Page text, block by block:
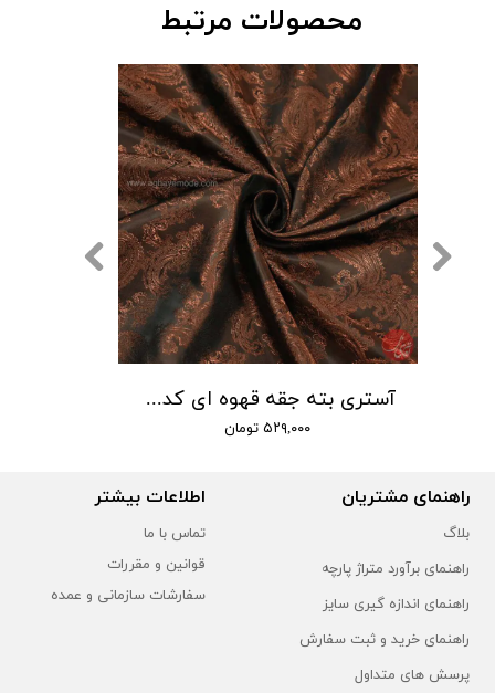
محصولات مرتبط
آستری بته جقه قهوه ای کد 101
۵۲۹,۰۰۰ تومان
راهنمای مشتریان
بلاگ
راهنمای برآورد متراژ پارچه
راهنمای اندازه گیری سایز
راهنمای خرید و ثبت سفارش
پرسش های متداول
اطلاعات بیشتر
تماس با ما
قوانین و مقررات
سفارشات سازمانی و عمده